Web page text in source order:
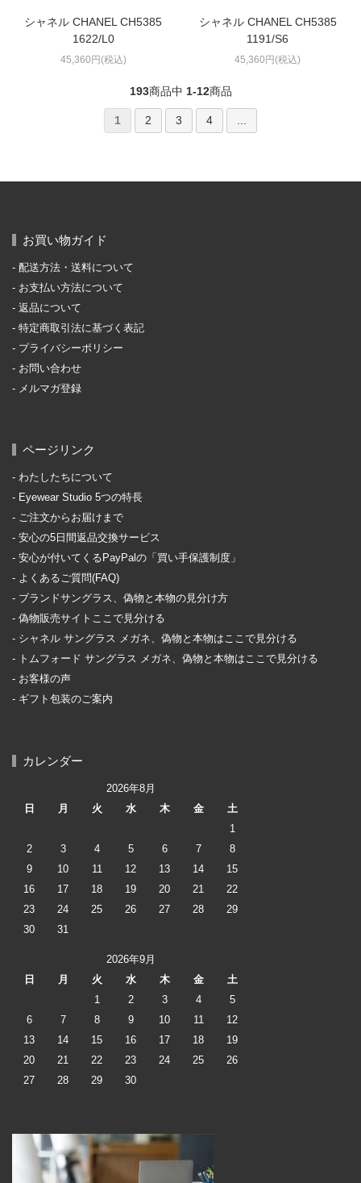
シャネル CHANEL CH5385
1622/L0
45,360円(税込)
シャネル CHANEL CH5385
1191/S6
45,360円(税込)
193商品中 1-12商品
1 2 3 4
お買い物ガイド
配送方法・送料について
お支払い方法について
返品について
特定商取引法に基づく表記
プライバシーポリシー
お問い合わせ
メルマガ登録
ページリンク
わたしたちについて
Eyewear Studio 5つの特長
ご注文からお届けまで
安心の5日間返品交換サービス
安心が付いてくるPayPalの「買い手保護制度」
よくあるご質問(FAQ)
ブランドサングラス、偽物と本物の見分け方
偽物販売サイトここで見分ける
シャネル サングラス メガネ、偽物と本物はここで見分ける
トムフォード サングラス メガネ、偽物と本物はここで見分ける
お客様の声
ギフト包装のご案内
カレンダー
2026年8月
日
月 火 水 木 金
土
1
2
3 4 5 6 7
8
9
10 11 12 13 14
15
16
17 18 19 20 21
22
23
24 25 26 27 28
29
30
31
2026年9月
日
月 火 水 木 金
土
1
2 3 4
5
6
7 8 9 10 11
12
13
14 15 16 17 18
19
20
21 22 23 24 25
26
27
28 29 30